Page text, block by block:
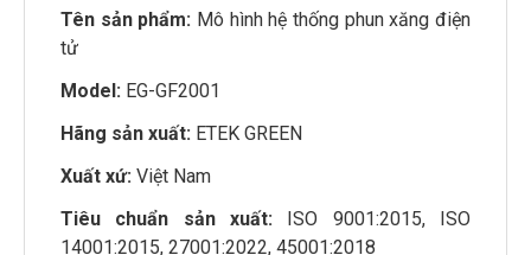
Tên sản phẩm: Mô hình hệ thống phun xăng điện
tử
Model: EG-GF2001
Hãng sản xuất: ETEK GREEN
Xuất xứ: Việt Nam
Tiêu chuẩn sản xuất: ISO 9001:2015, ISO
14001:2015, 27001:2022, 45001:2018